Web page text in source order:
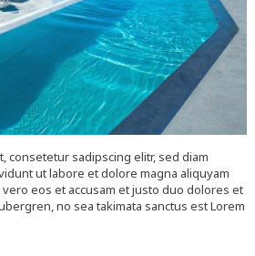
consetetur sadipscing elitr, sed diam
ut labore et dolore magna aliquyam
eos et accusam et justo duo dolores et
no sea takimata sanctus est Lorem